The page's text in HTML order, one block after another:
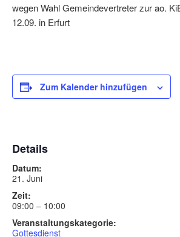
wegen Wahl Gemeindevertreter zur ao.
12.09. in Erfurt
Zum Kalender hinzufügen
Details
Datum:
21. Juni
Zeit:
09:00 – 10:00
Veranstaltungskategorie:
Gottesdienst